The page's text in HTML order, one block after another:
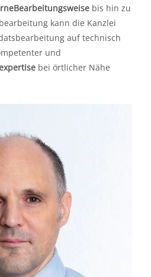
bis hin zu
kann die Kanzlei
auf technisch
und
bei örtlicher Nähe